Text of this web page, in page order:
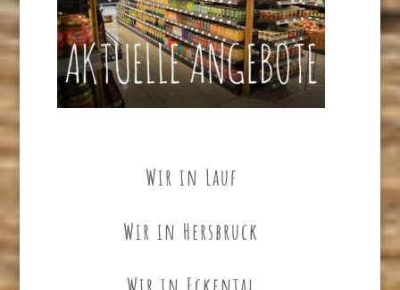
Wir in Lauf
Wir in Hersbruck